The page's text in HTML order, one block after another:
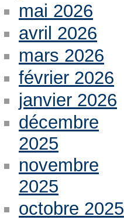
mai 2026
avril 2026
mars 2026
février 2026
janvier 2026
décembre
2025
novembre
2025
octobre 2025